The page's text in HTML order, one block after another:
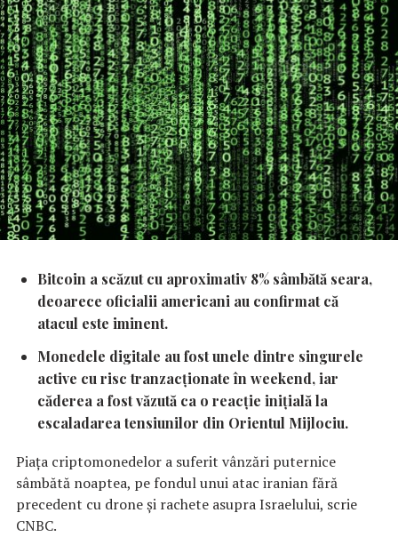
Bitcoin a scăzut cu aproximativ 8% sâmbătă seara,
deoarece oficialii americani au confirmat că
atacul este iminent.
Monedele digitale au fost unele dintre singurele
active cu risc tranzacționate în weekend, iar
căderea a fost văzută ca o reacție inițială la
escaladarea tensiunilor din Orientul Mijlociu.
Piața criptomonedelor a suferit vânzări puternice
sâmbătă noaptea, pe fondul unui atac iranian fără
precedent cu drone și rachete asupra Israelului, scrie
CNBC.